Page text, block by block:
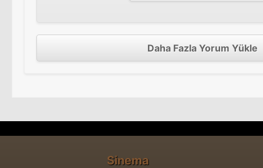
Daha Fazla Yorum Yükle
Sinema